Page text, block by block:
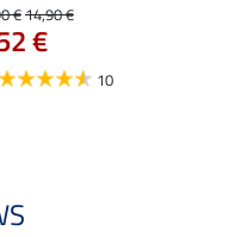
€14,90 €
€
10